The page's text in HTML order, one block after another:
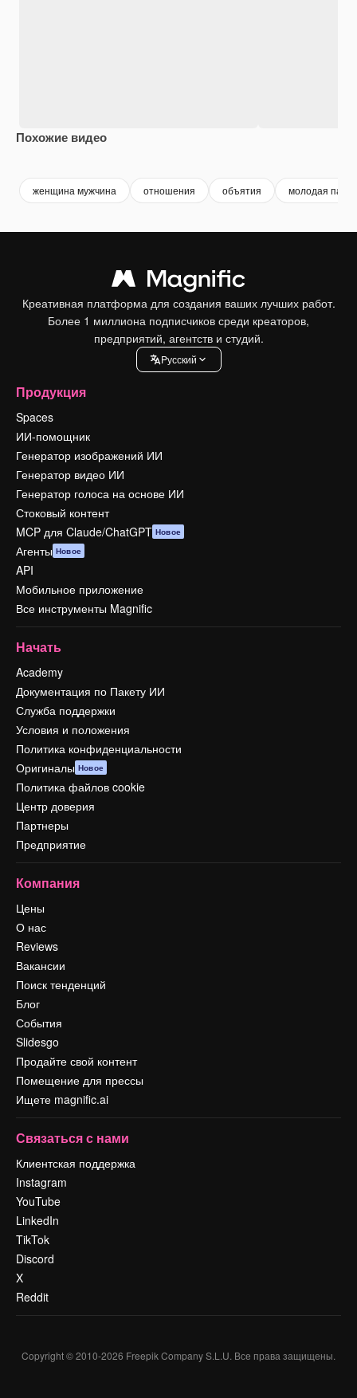
Похожие видео
женщина мужчина отношения объятия молодая пара
Креативная платформа для создания ваших лучших работ.
Более 1 миллиона подписчиков среди креаторов,
предприятий, агентств и студий.
Pусский
Продукция
Spaces
ИИ-помощник
Генератор изображений ИИ
Генератор видео ИИ
Генератор голоса на основе ИИ
Стоковый контент
MCP для Claude/ChatGPT Новое
Агенты Новое
API
Мобильное приложение
Все инструменты Magnific
Начать
Academy
Документация по Пакету ИИ
Служба поддержки
Условия и положения
Политика конфиденциальности
Оригиналы Новое
Политика файлов cookie
Центр доверия
Партнеры
Предприятие
Компания
Цены
О нас
Reviews
Вакансии
Поиск тенденций
Блог
События
Slidesgo
Продайте свой контент
Помещение для прессы
Ищете magnific.ai
Связаться с нами
Клиентская поддержка
Instagram
YouTube
LinkedIn
TikTok
Discord
X
Reddit
Copyright © 2010-2026 Freepik Company S.L.U. Все права защищены.